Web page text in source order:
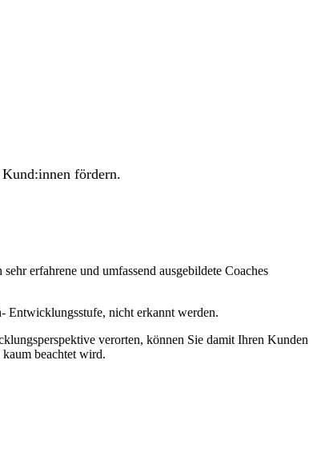
fördern.
erfahrene und umfassend ausgebildete Coaches
Entwicklungsstufe, nicht erkannt werden.
verorten, können Sie damit Ihren Kunden
beachtet wird.